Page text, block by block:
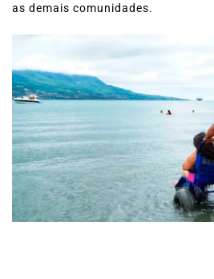
as demais comunidades.